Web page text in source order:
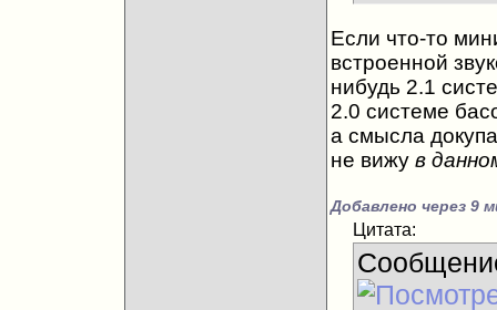
Если что-то
встроенной
нибудь 2.1
2.0 системе
а смысла
не вижу в
Добавлено через 9
Цитата: